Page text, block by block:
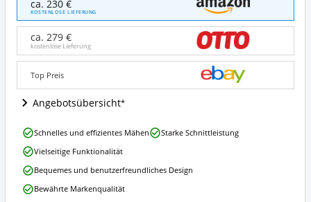
IN-
Elektro
Rasenmäher
Antrieb
Angebote:
Wo
dieser
Elektro-
Rasenmäher
erhältlich?
ca. 230 €
KOSTENLOSE LIEFERUNG
ca. 279 €
kostenlose Lieferung
Top Preis
Angebotsübersicht
Hecht
IN-
Elektro
Rasenmäher
Schnelles und effizientes Mähen
Starke Schnittleistung
Vielseitige Funktionalität
Bequemes und benutzerfreundliches Design
Bewährte Markenqualität